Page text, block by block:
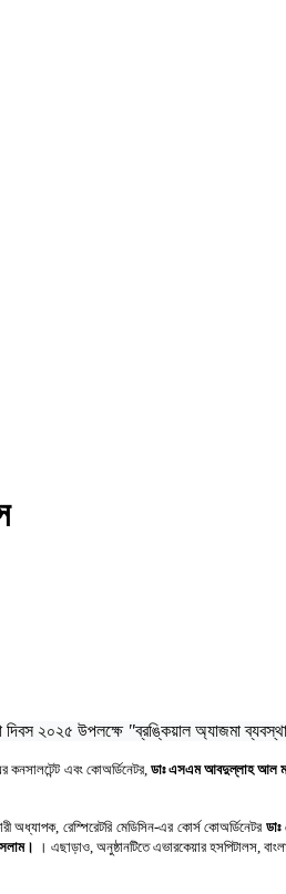
দিবস ২০২৫ উপলক্ষে "ব্রঙ্কিয়াল অ্যাজমা
কনসালটেন্ট এবং কোঅর্ডিনেটর, ডাঃ এসএম আবদুল্লাহ আল
অধ্যাপক, রেস্পিরেটরি মেডিসিন-এর কোর্স কোঅর্ডিনেটর
। এছাড়াও, অনুষ্ঠানটিতে এভারকেয়ার হসপিটালস,